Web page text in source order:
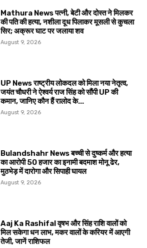
Mathura News पत्नी, बेटी और दोस्त ने मिलकर
की पति की हत्या, नशीला दूध पिलाकर मूसली से कुचला
सिर; अक्रूर घाट पर जलाया शव
August 9, 2026
UP News राष्ट्रीय लोकदल को मिला नया नेतृत्व,
जयंत चौधरी ने ऐश्वर्य राज सिंह को सौंपी UP की
कमान, जानिए कौन हैं रालोद के...
August 9, 2026
Bulandshahr News बच्ची से दुष्कर्म और हत्या
का आरोपी 50 हजार का इनामी बदमाश मोनू ढेर,
मुठभेड़ में दारोगा और सिपाही घायल
August 9, 2026
Aaj Ka Rashifal वृषभ और सिंह राशि वालों को
मिल सकेगा धन लाभ, मकर वालों के करियर में आएगी
तेजी, जानें राशिफल